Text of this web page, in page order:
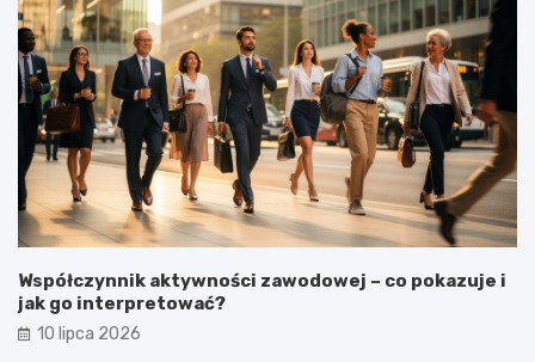
Współczynnik aktywności zawodowej – co pokazuje i
jak go interpretować?
10 lipca 2026